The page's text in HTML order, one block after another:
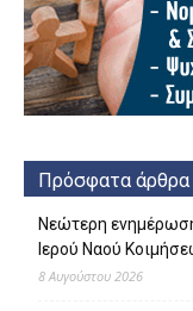
Πρόσφατα άρθρα
Νεώτερη
Ιερού Ναού
8 Αυγούστου 2026